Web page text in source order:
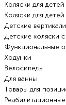
Коляски для
Коляски для
Детские
Детские коляски
Функциональные
Ходунки
Велосипеды
Для ванны
Товары для